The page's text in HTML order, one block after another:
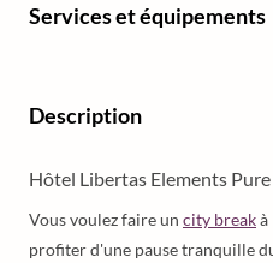
Services et équipements
Description
Hôtel Libertas Elements Pure
Vous voulez faire un city breakà
profiter d'une pause tranquille